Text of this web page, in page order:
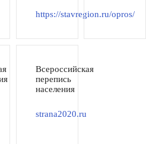
https://stavregion.ru/opros/
Всероссийская
перепись
населения
strana2020.ru